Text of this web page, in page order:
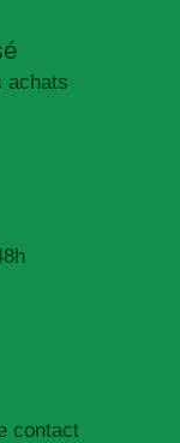
achats
contact